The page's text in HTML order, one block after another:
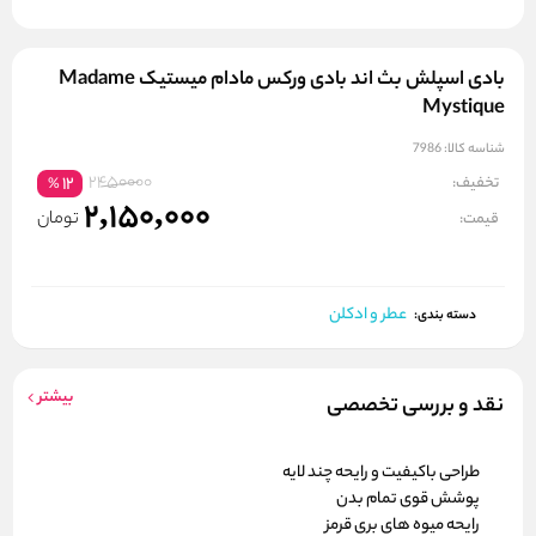
بادی اسپلش بث اند بادی ورکس مادام میستیک Madame
Mystique
شناسه کالا:7986
تخفیف: 2450000
12
%
قیمت: 2,150,000 تومان
دسته بندی: عطر و ادکلن
نقد و بررسی تخصصی بیشتر
طراحی باکیفیت و رایحه چند لایه
پوشش قوی تمام بدن
رایحه میوه های بری قرمز